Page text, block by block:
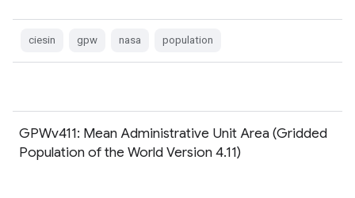
ciesin gpw nasa population
GPWv411: Mean Administrative Unit Area (Gridded
Population of the World Version 4.11)